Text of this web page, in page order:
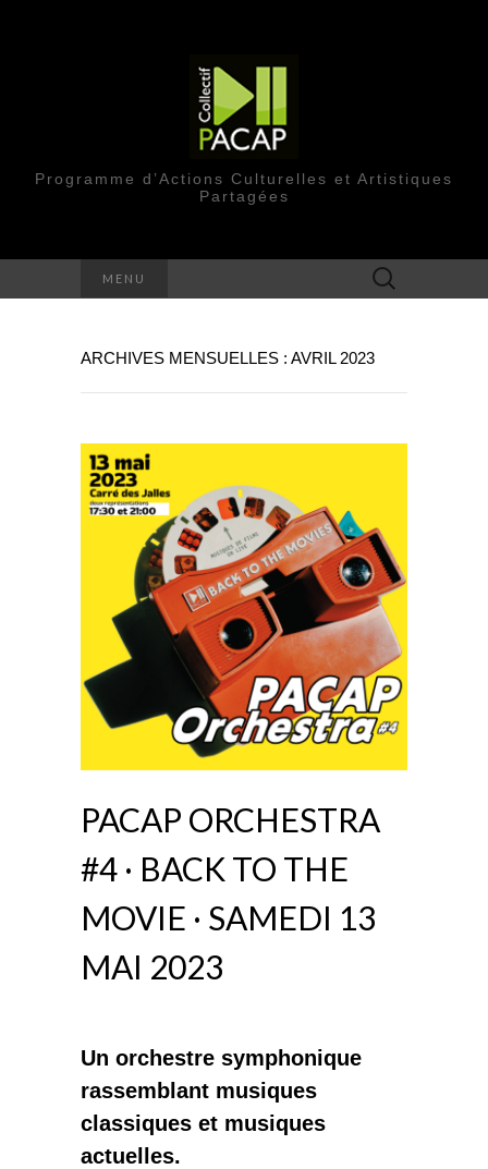
Programme d’Actions Culturelles et Artistiques
Partagées
MENU Rechercher :
ARCHIVES MENSUELLES : AVRIL 2023
PACAP ORCHESTRA
#4 · BACK TO THE
MOVIE · SAMEDI 13
MAI 2023
Un orchestre symphonique
rassemblant musiques
classiques et musiques
actuelles.